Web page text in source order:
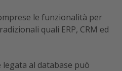
le funzionalità per
quali ERP, CRM ed
al database può